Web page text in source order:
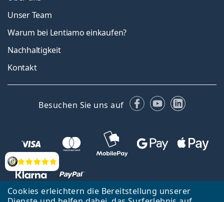
Cookies erleichtern die Bereitstellung unserer
Bewertung
Unser Team
Warum bei Lentiamo einkaufen?
Nachhaltigkeit
Kontakt
Besuchen Sie uns auf Facebook
YouTubeLinkedIn